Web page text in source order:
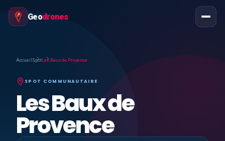
Geodrones
Accueil SpotLes Baux de Provence
SPOT COMMUNAUTAIRE
Les Baux de
Provence